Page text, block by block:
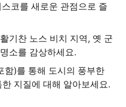
코를 새로운 관점으로 즐
기찬 노스 비치 지역, 옛 군
소를 감상하세요.
함)를 통해 도시의 풍부한
지질에 대해 알아보세요.